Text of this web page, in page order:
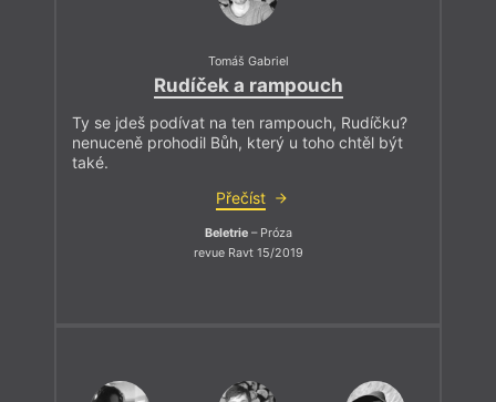
Tomáš Gabriel
Rudíček a rampouch
Ty se jdeš podívat na ten rampouch, Rudíčku?
nenuceně prohodil Bůh, který u toho chtěl být
také.
Přečíst
Beletrie– Próza
revue Ravt 15/2019